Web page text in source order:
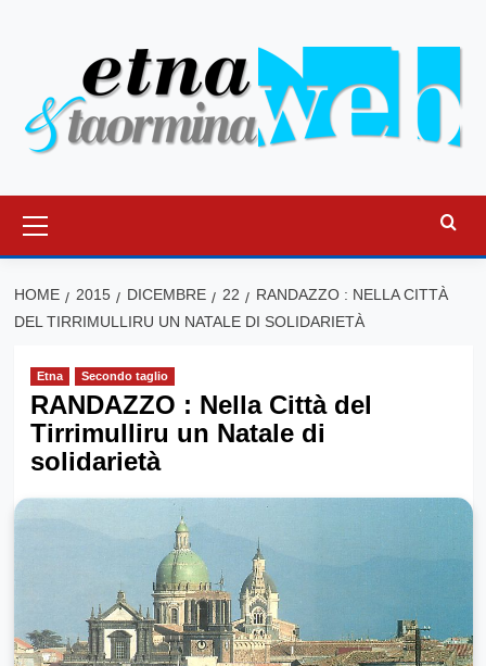
principale
HOME 2015 DICEMBRE 22
RANDAZZO : NELLA CITTÀ
DEL TIRRIMULLIRU UN NATALE DI SOLIDARIETÀ
Etna Secondo taglio
RANDAZZO : Nella Città del
Tirrimulliru un Natale di
solidarietà